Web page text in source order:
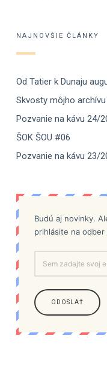
NAJNOVŠIE ČLÁNKY
Od Tatier k Dunaju
Skvosty môjho
Pozvanie na kávu 24/
ŠOK ŠOU #06
Pozvanie na kávu 23/
Budú aj novinky.
prihlásite na